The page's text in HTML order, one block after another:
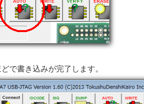
で書き込みが完了します。